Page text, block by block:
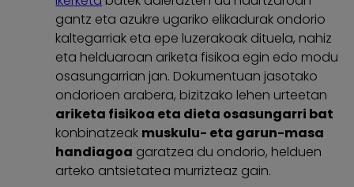
gantz eta azukre ugariko elikadurak ondorio
kaltegarriak eta epe luzerakoak dituela, nahiz
eta helduaroan ariketa fisikoa egin edo modu
osasungarrian jan. Dokumentuan jasotako
ondorioen arabera, bizitzako lehen urteetan
ariketa fisikoa eta dieta osasungarri bat
konbinatzeak muskulu- eta garun-masa
handiagoa garatzea du ondorio, helduen
arteko antsietatea murrizteaz gain.